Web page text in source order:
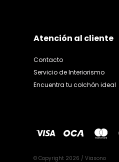
Atención al cliente
Contacto
Servicio de Interiorismo
Encuentra tu colchón ideal
© Copyright 2026 / Viasono